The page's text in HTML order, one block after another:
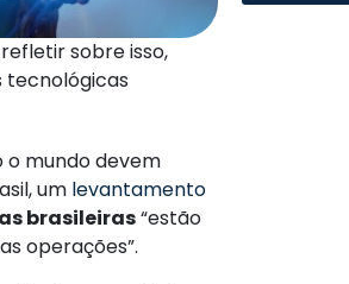
sobre isso,
tecnológicas
mundo devem
um levantamento
brasileiras“estão
operações”.